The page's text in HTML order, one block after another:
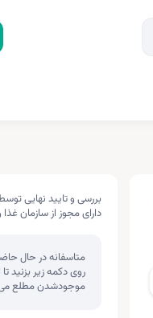
بررسی و تایید نهایی
دارای مجوز از سازمان غذا
متاسفانه در حال
روی دکمه زیر بزنید
موجودشدن مطلع